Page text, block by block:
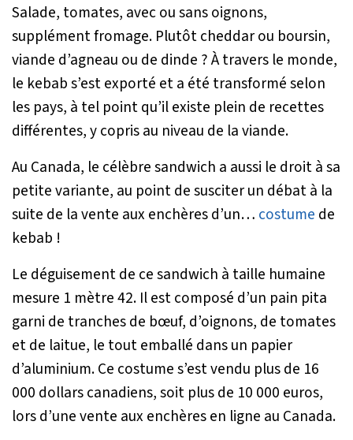
Salade, tomates, avec ou sans oignons,
supplément fromage. Plutôt cheddar ou boursin,
viande d’agneau ou de dinde ? À travers le monde,
le kebab s’est exporté et a été transformé selon
les pays, à tel point qu’il existe plein de recettes
différentes, y copris au niveau de la viande.
Au Canada, le célèbre sandwich a aussi le droit à sa
petite variante, au point de susciter un débat à la
suite de la vente aux enchères d’un… costume de
kebab !
Le déguisement de ce sandwich à taille humaine
mesure 1 mètre 42. Il est composé d’un pain pita
garni de tranches de bœuf, d’oignons, de tomates
et de laitue, le tout emballé dans un papier
d’aluminium. Ce costume s’est vendu plus de 16
000 dollars canadiens, soit plus de 10 000 euros,
lors d’une vente aux enchères en ligne au Canada.